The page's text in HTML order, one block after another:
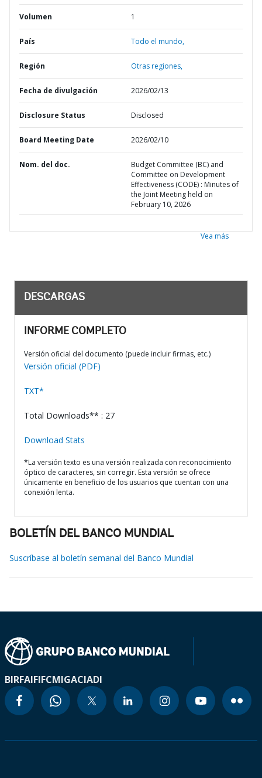
Volumen 1
País Todo el mundo,
Región Otras regiones,
Fecha de divulgación 2026/02/13
Disclosure Status Disclosed
Board Meeting Date 2026/02/10
Nom. del doc.
Budget Committee (BC) and
Committee on Development
Effectiveness (CODE) : Minutes of
the Joint Meeting held on
February 10, 2026
Vea más
DESCARGAS
INFORME COMPLETO
Versión oficial del documento (puede incluir firmas, etc.)
Versión oficial (PDF)
TXT*
Total Downloads** : 27
Download Stats
*La versión texto es una versión realizada con reconocimiento
óptico de caracteres, sin corregir. Esta versión se ofrece
únicamente en beneficio de los usuarios que cuentan con una
conexión lenta.
BOLETÍN DEL BANCO MUNDIAL
Suscríbase al boletín semanal del Banco Mundial
BIRFAIFIFCMIGACIADI